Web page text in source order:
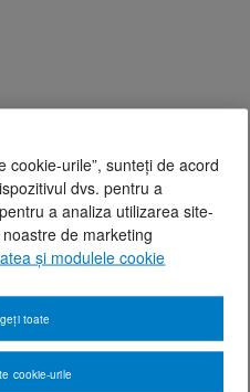
cookie-urile”, sunteți de acord
dvs. pentru a
a analiza utilizarea site-
de marketing
și modulele cookie
toate
cookie-urile